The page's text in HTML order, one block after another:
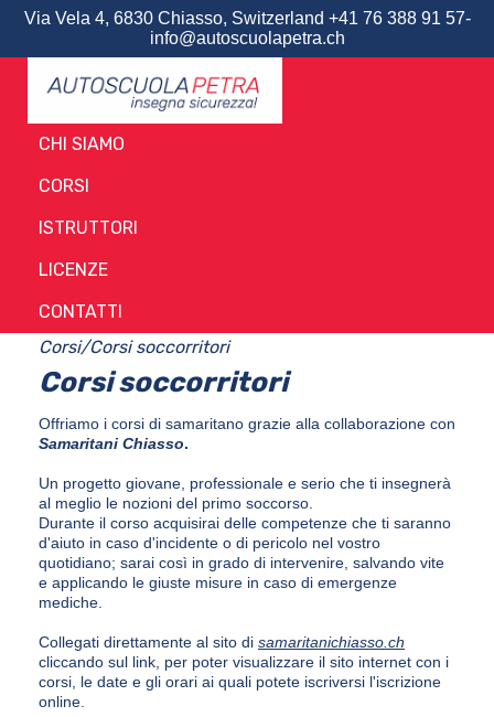
Via Vela 4, 6830 Chiasso, Switzerland­­­­­ +41 76 388 91 57­­­­­
info@autoscuolapetra.ch
CHI SIAMO
CORSI
ISTRUTTORI
LICENZE
CONTATTI
Corsi/Corsi soccorritori
Corsi soccorritori
Offriamo i corsi di samaritano grazie alla collaborazione con
Samaritani Chiasso.
Un progetto giovane, professionale e serio che ti insegnerà
al meglio le nozioni del primo soccorso.­
Durante il corso acquisirai delle competenze che ti saranno
d'aiuto in caso d'incidente o di pericolo nel vostro
quotidiano; sarai così in grado di intervenire, salvando vite
e applicando le giuste misure in caso di emergenze
mediche.
Collegati direttamente al sito di samaritanichiasso.ch
cliccando sul link, per poter visualizzare il sito internet con i
corsi, le date e gli orari ai quali potete iscriversi l'iscrizione
online.